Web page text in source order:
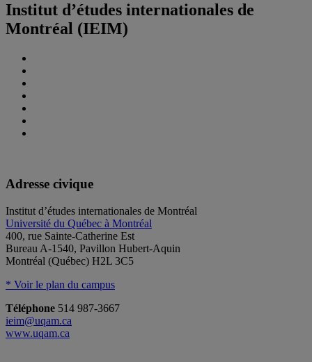
Institut d’études internationales de
Montréal (IEIM)
Adresse civique
Institut d’études internationales de Montréal
Université du Québec à Montréal
400, rue Sainte-Catherine Est
Bureau A-1540, Pavillon Hubert-Aquin
Montréal (Québec) H2L 3C5
* Voir le plan du campus
Téléphone 514 987-3667
ieim@uqam.ca
www.uqam.ca